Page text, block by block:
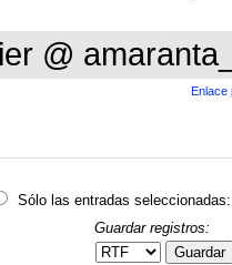
@
Enlace
Sólo las entradas seleccionadas:
Guardar registros:
Guardar